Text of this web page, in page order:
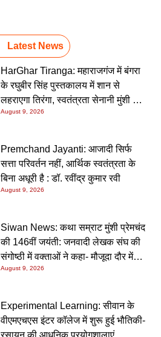
Latest News
HarGhar Tiranga: महाराजगंज में बंगरा
के रघुबीर सिंह पुस्तकालय में शान से
लहराएगा तिरंगा, स्वतंत्रता सेनानी मुंशी सिंह
होंगे मुख्य अतिथि
August 9, 2026
Premchand Jayanti: आजादी सिर्फ
सत्ता परिवर्तन नहीं, आर्थिक स्वतंत्रता के
बिना अधूरी है : डॉ. रवींद्र कुमार रवी
August 9, 2026
Siwan News: कथा सम्राट मुंशी प्रेमचंद
की 146वीं जयंती: जनवादी लेखक संघ की
संगोष्ठी में वक्ताओं ने कहा- मौजूदा दौर में
प्रेमचंद की रचनाएं और अधिक प्रासंगिक
August 9, 2026
Experimental Learning: सीवान के
वीएमएचएस इंटर कॉलेज में शुरू हुई भौतिकी-
रसायन की आधुनिक प्रयोगशालाएं